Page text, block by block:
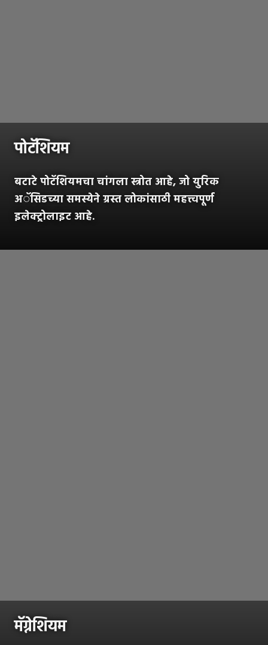
पोटॅशियम
बटाटे पोटॅशियमचा चांगला स्त्रोत आहे, जो युरिक
अॅसिडच्या समस्येने ग्रस्त लोकांसाठी महत्त्वपूर्ण
इलेक्ट्रोलाइट आहे.
मॅग्नेशियम